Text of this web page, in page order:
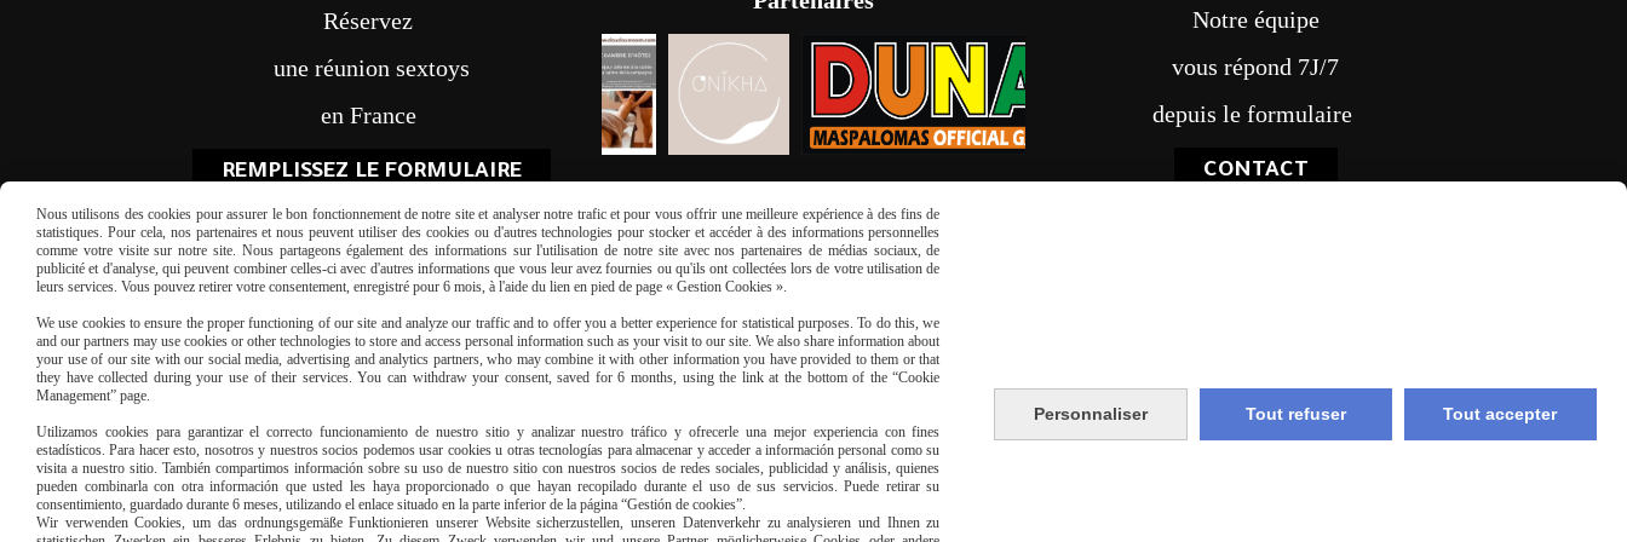
Réservez
une réunion sextoys
en France
REMPLISSEZ LE FORMULAIRE
Notre équipe
vous répond 7J/7
depuis le formulaire
CONTACT
Paiement sécurisé
livraison à domicile France et union
Nous utilisons des cookies pour assurer le bon fonctionnement de notre site et analyser notre trafic et pour vous offrir une meilleure expérience à des fins de
statistiques. Pour cela, nos partenaires et nous peuvent utiliser des cookies ou d'autres technologies pour stocker et accéder à des informations personnelles
comme votre visite sur notre site. Nous partageons également des informations sur l'utilisation de notre site avec nos partenaires de médias sociaux, de
publicité et d'analyse, qui peuvent combiner celles-ci avec d'autres informations que vous leur avez fournies ou qu'ils ont collectées lors de votre utilisation de
leurs services. Vous pouvez retirer votre consentement, enregistré pour 6 mois, à l'aide du lien en pied de page « Gestion Cookies ».
We use cookies to ensure the proper functioning of our site and analyze our traffic and to offer you a better experience for statistical purposes. To do this, we
and our partners may use cookies or other technologies to store and access personal information such as your visit to our site. We also share information about
your use of our site with our social media, advertising and analytics partners, who may combine it with other information you have provided to them or that
they have collected during your use of their services. You can withdraw your consent, saved for 6 months, using the link at the bottom of the “Cookie
Management” page.
Utilizamos cookies para garantizar el correcto funcionamiento de nuestro sitio y analizar nuestro tráfico y ofrecerle una mejor experiencia con fines
estadísticos. Para hacer esto, nosotros y nuestros socios podemos usar cookies u otras tecnologías para almacenar y acceder a información personal como su
visita a nuestro sitio. También compartimos información sobre su uso de nuestro sitio con nuestros socios de redes sociales, publicidad y análisis, quienes
pueden combinarla con otra información que usted les haya proporcionado o que hayan recopilado durante el uso de sus servicios. Puede retirar su
consentimiento, guardado durante 6 meses, utilizando el enlace situado en la parte inferior de la página “Gestión de cookies”.
Wir verwenden Cookies, um das ordnungsgemäße Funktionieren unserer Website sicherzustellen, unseren Datenverkehr zu analysieren und Ihnen zu
Personnaliser Tout refuser Tout accepter